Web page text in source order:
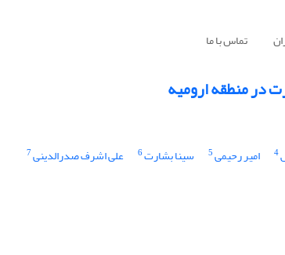
تماس با ما
4 امیر رحیمی5 سینا بشارت6 علی اشرف صدرالدینی7